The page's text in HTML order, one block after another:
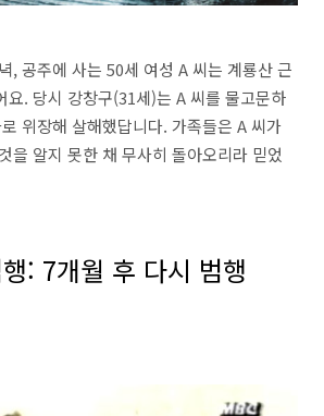
, 공주에 사는 50세 여성 A 씨는 계룡산 근
요. 당시 강창구(31세)는 A 씨를 물고문하
위장해 살해했답니다. 가족들은 A 씨가
을 알지 못한 채 무사히 돌아오리라 믿었
: 7개월 후 다시 범행